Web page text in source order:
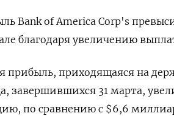
Bank of America Corp's
благодаря увеличению
прибыль, приходящаяся на
завершившихся 31 марта,
по сравнению с $6,6